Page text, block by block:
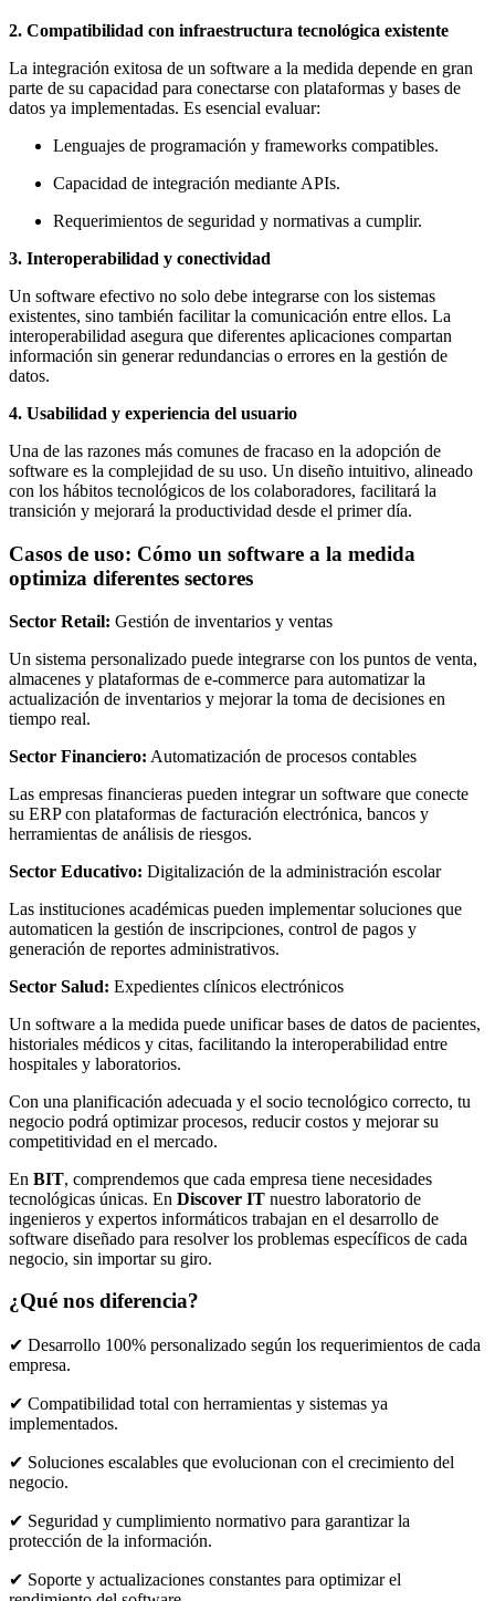
2. Compatibilidad con infraestructura tecnológica existente
La integración exitosa de un software a la medida depende en gran
parte de su capacidad para conectarse con plataformas y bases de
datos ya implementadas. Es esencial evaluar:
Lenguajes de programación y frameworks compatibles.
Capacidad de integración mediante APIs.
Requerimientos de seguridad y normativas a cumplir.
3. Interoperabilidad y conectividad
Un software efectivo no solo debe integrarse con los sistemas
existentes, sino también facilitar la comunicación entre ellos. La
interoperabilidad asegura que diferentes aplicaciones compartan
información sin generar redundancias o errores en la gestión de
datos.
4. Usabilidad y experiencia del usuario
Una de las razones más comunes de fracaso en la adopción de
software es la complejidad de su uso. Un diseño intuitivo, alineado
con los hábitos tecnológicos de los colaboradores, facilitará la
transición y mejorará la productividad desde el primer día.
Casos de uso: Cómo un software a la medida
optimiza diferentes sectores
Sector Retail: Gestión de inventarios y ventas
Un sistema personalizado puede integrarse con los puntos de venta,
almacenes y plataformas de e-commerce para automatizar la
actualización de inventarios y mejorar la toma de decisiones en
tiempo real.
Sector Financiero: Automatización de procesos contables
Las empresas financieras pueden integrar un software que conecte
su ERP con plataformas de facturación electrónica, bancos y
herramientas de análisis de riesgos.
Sector Educativo: Digitalización de la administración escolar
Las instituciones académicas pueden implementar soluciones que
automaticen la gestión de inscripciones, control de pagos y
generación de reportes administrativos.
Sector Salud: Expedientes clínicos electrónicos
Un software a la medida puede unificar bases de datos de pacientes,
historiales médicos y citas, facilitando la interoperabilidad entre
hospitales y laboratorios.
Con una planificación adecuada y el socio tecnológico correcto, tu
negocio podrá optimizar procesos, reducir costos y mejorar su
competitividad en el mercado.
En BIT, comprendemos que cada empresa tiene necesidades
tecnológicas únicas. En Discover IT nuestro laboratorio de
ingenieros y expertos informáticos trabajan en el desarrollo de
software diseñado para resolver los problemas específicos de cada
negocio, sin importar su giro.
¿Qué nos diferencia?
✔ Desarrollo 100% personalizado según los requerimientos de cada
empresa.
✔ Compatibilidad total con herramientas y sistemas ya
implementados.
✔ Soluciones escalables que evolucionan con el crecimiento del
negocio.
✔ Seguridad y cumplimiento normativo para garantizar la
protección de la información.
✔ Soporte y actualizaciones constantes para optimizar el